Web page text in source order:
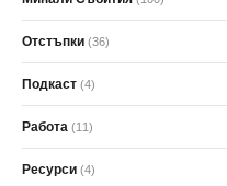
Отстъпки (36)
Подкаст (4)
Работа (11)
Ресурси (4)